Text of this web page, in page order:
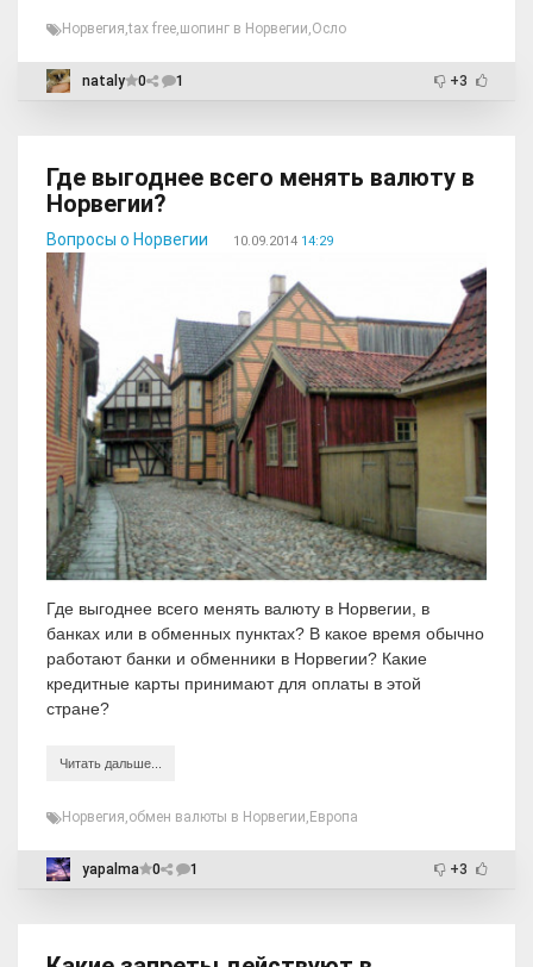
Норвегия,tax free,шопинг в Норвегии,Осло
nataly 0 1 +3
Где выгоднее всего менять валюту в
Норвегии?
Вопросы о Норвегии 10.09.2014 14:29
Где выгоднее всего менять валюту в Норвегии, в
банках или в обменных пунктах? В какое время обычно
работают банки и обменники в Норвегии? Какие
кредитные карты принимают для оплаты в этой
стране?
Читать дальше...
Норвегия,обмен валюты в Норвегии, Европа
yapalma 0 1 +3